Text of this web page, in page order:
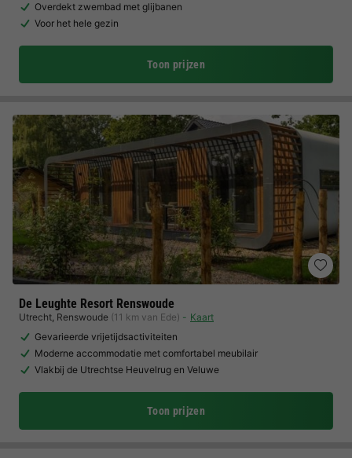
Overdekt zwembad met glijbanen
Voor het hele gezin
Toon prijzen
De Leughte Resort Renswoude
Utrecht, Renswoude (11 km van Ede)
Kaart
Gevarieerde vrijetijdsactiviteiten
Moderne accommodatie met comfortabel meubilair
Vlakbij de Utrechtse Heuvelrug en Veluwe
Toon prijzen